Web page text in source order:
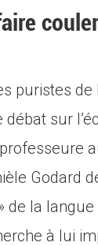
puristes
sur
Godard
de la
à lui